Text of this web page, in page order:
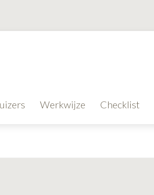
Werkwijze Checklist